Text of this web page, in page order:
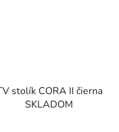
stolík CORA II čierna
SKLADOM